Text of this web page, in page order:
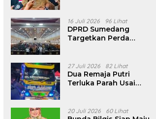
16 Juli 2026 96 Lihat
DPRD Sumedang
Targetkan Perda
Pencalonan Diperjelas
27 Juli 2026 82 Lihat
Dua Remaja Putri
Terluka Parah Usai
Tanjungsari Sumedang
20 Juli 2026 60 Lihat